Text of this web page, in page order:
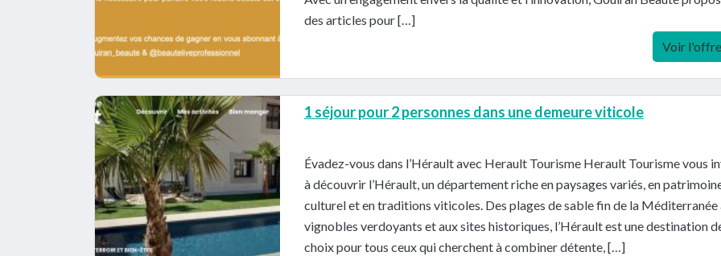
des articles pour […]
Voir
1 séjour pour 2 personnes dans une demeure viticole
Évadez-vous dans l’Hérault avec Herault Tourisme Herault Tourisme vous
à découvrir l’Hérault, un département riche en paysages variés, en
culturel et en traditions viticoles. Des plages de sable fin de la Méditerranée
vignobles verdoyants et aux sites historiques, l’Hérault est une destination
choix pour tous ceux qui cherchent à combiner détente, […]